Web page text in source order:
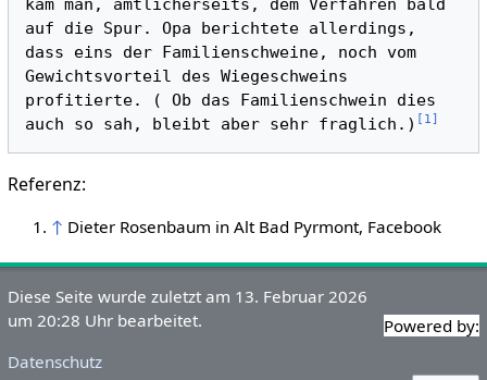
kam man, amtlicherseits, dem Verfahren bald
auf die Spur. Opa berichtete allerdings,
dass eins der Familienschweine, noch vom
Gewichtsvorteil des Wiegeschweins
profitierte. ( Ob das Familienschwein dies
auch so sah, bleibt aber sehr fraglich.) [ 1]
Referenz:
↑ Dieter Rosenbaum in Alt Bad Pyrmont, Facebook
Powered by:
Diese Seite wurde zuletzt am 13. Februar 2026
um 20:28 Uhr bearbeitet.
Datenschutz